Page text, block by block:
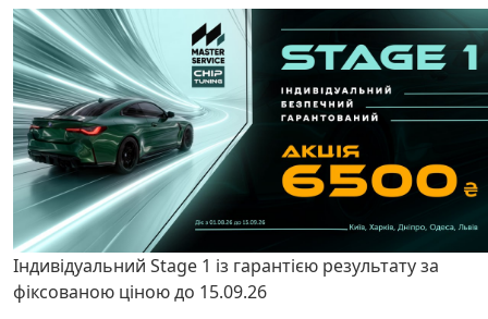
Індивідуальний Stage 1 із гарантією результату за
фіксованою ціною до 15.09.26